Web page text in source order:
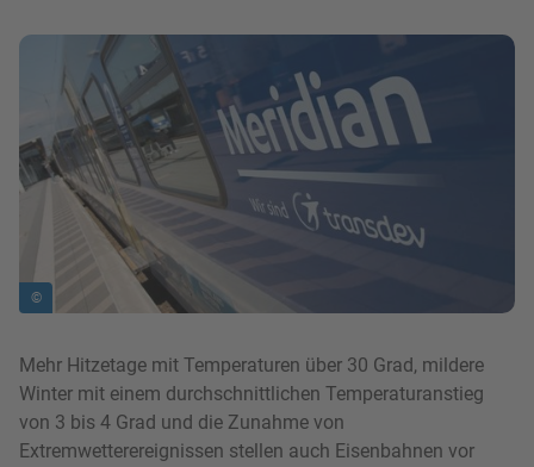
Bild in Lightbox zeigen
©
Mehr Hitzetage mit Temperaturen über 30 Grad, mildere
Winter mit einem durchschnittlichen Temperaturanstieg
von 3 bis 4 Grad und die Zunahme von
Extremwetterereignissen stellen auch Eisenbahnen vor